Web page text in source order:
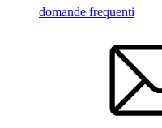
domande frequenti